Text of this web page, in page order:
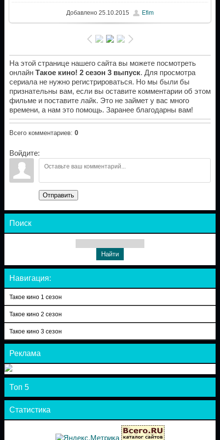
Добавлено25.10.2015 Efim
На этой странице нашего сайта вы можете посмотреть
онлайн Такое кино! 2 сезон 3 выпуск. Для просмотра
сериала не нужно регистрироваться. Но мы были бы
признательны вам, если вы оставите комментарии об этом
фильме и поставите лайк. Это не займет у вас много
времени, а нам это помощь. Заранее благодарны вам!
Всего комментариев: 0
Войдите:
Отправить
Поиск
Навигация:
Такое кино 1 сезон
Такое кино 2 сезон
Такое кино 3 сезон
Реклама
Топ 5
Статистика